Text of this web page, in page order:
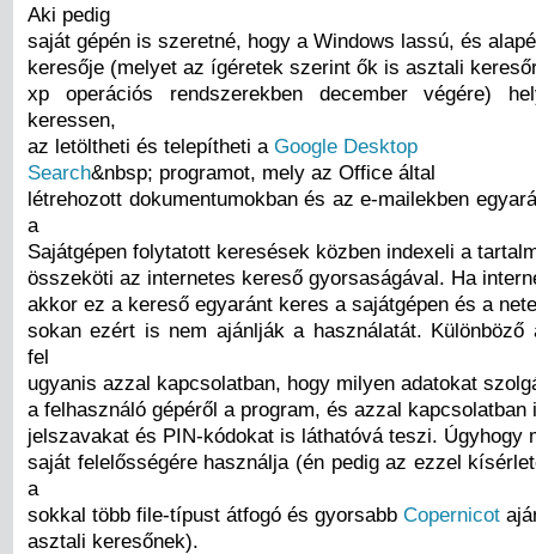
Aki pedig
saját gépén is szeretné, hogy a Windows lassú, és
keresője (melyet az ígéretek szerint ők is asztali
xp operációs rendszerekben december végére)
keressen,
az letöltheti és telepítheti a Google Desktop
Search&nbsp; programot, mely az Office által
létrehozott dokumentumokban és az e-mailekben
a
Sajátgépen folytatott keresések közben indexeli a
összeköti az internetes kereső gyorsaságával. Ha
akkor ez a kereső egyaránt keres a sajátgépen és a
sokan ezért is nem ajánlják a használatát. Különböző
fel
ugyanis azzal kapcsolatban, hogy milyen adatokat
a felhasználó gépéről a program, és azzal kapcsolatban
jelszavakat és PIN-kódokat is láthatóvá teszi. Úgyhogy
saját felelősségére használja (én pedig az ezzel
a
sokkal több file-típust átfogó és gyorsabb Copernicot
asztali keresőnek).